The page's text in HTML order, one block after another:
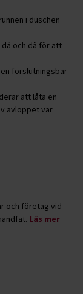
i duschen
och då för att
förslutningsbar
att låta en
avloppet var
och företag vid
Läs mer